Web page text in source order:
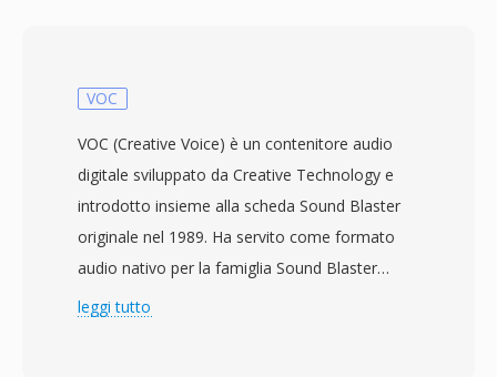
come un filtro predittivo lineare, codifica il
del pitch per un&#039;ulteriore riduzione —
ottimizzato per garantire parlato intelligibile
digitali. Il codec alimenta non solo la telefonia
GSM ma anche numerose applicazioni VoIP,
sistemi di segreteria telefonica e piattaforme
VOC
VOC (Creative Voice) è un contenitore audio
digitale sviluppato da Creative Technology e
introdotto insieme alla scheda Sound Blaster
originale nel 1989. Ha servito come formato
audio nativo per la famiglia Sound Blaster
durante l&#039;era DOS, quando
leggi tutto